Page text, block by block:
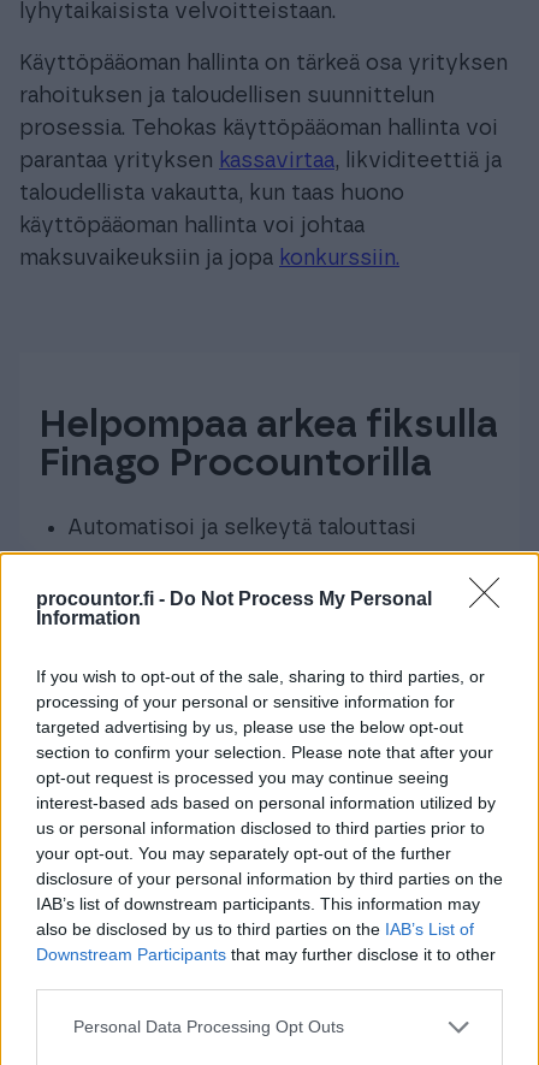
procountor.fi - Do Not Process My Personal
Information
If you wish to opt-out of the sale, sharing to third parties, or
processing of your personal or sensitive information for
targeted advertising by us, please use the below opt-out
section to confirm your selection. Please note that after your
opt-out request is processed you may continue seeing
interest-based ads based on personal information utilized by
us or personal information disclosed to third parties prior to
your opt-out. You may separately opt-out of the further
disclosure of your personal information by third parties on the
IAB’s list of downstream participants. This information may
also be disclosed by us to third parties on the IAB’s List of
Downstream Participants that may further disclose it to other
Please note that this website/app uses one or more Google
Personal Data Processing Opt Outs
lyhytaikaisista velvoitteistaan.
Käyttöpääoman hallinta on tärkeä osa yrityksen
rahoituksen ja taloudellisen suunnittelun
prosessia. Tehokas käyttöpääoman hallinta voi
parantaa yrityksen kassavirtaa, likviditeettiä ja
taloudellista vakautta, kun taas huono
käyttöpääoman hallinta voi johtaa
maksuvaikeuksiin ja jopa konkurssiin.
Helpompaa arkea fiksulla
Finago Procountorilla
Automatisoi ja selkeytä talouttasi
kanssa
riippumatta
Tutustu Finago Procountoriin
Yrittäjän taloushallinnon ja
kirjanpidon ohjelmisto
käytä aikasi paremmin. Aloitus nyt